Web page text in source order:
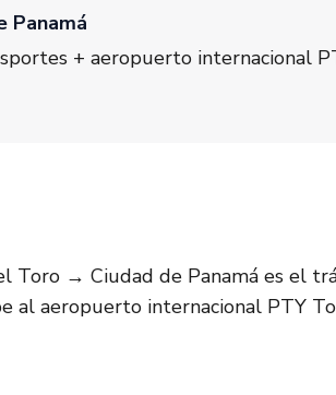
Panamá
+ aeropuerto internacional
Toro → Ciudad de Panamá es el
al aeropuerto internacional PTY